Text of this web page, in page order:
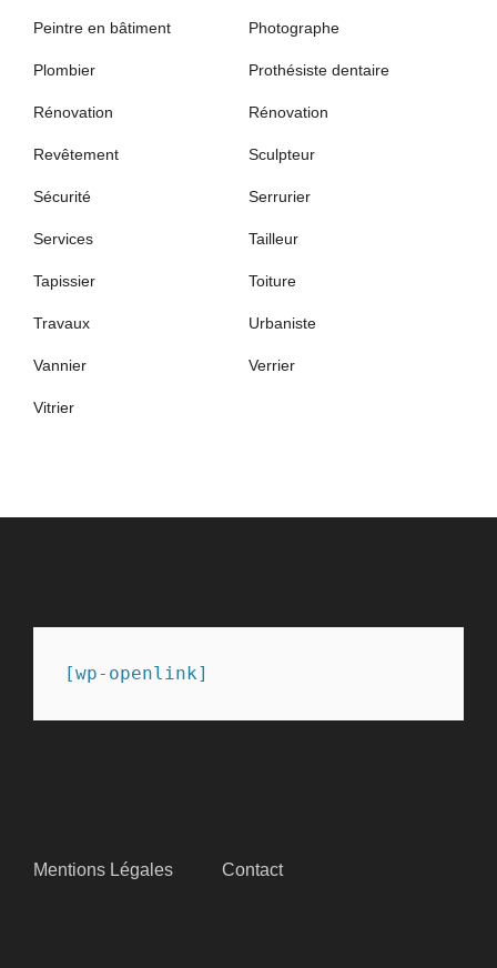
Peintre en bâtiment Photographe
Plombier Prothésiste dentaire
Rénovation Rénovation
Revêtement Sculpteur
Sécurité Serrurier
Services Tailleur
Tapissier Toiture
Travaux Urbaniste
Vannier Verrier
Vitrier
[wp-openlink]
Mentions Légales Contact